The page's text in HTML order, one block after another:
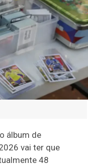
álbum de
vai ter que
48